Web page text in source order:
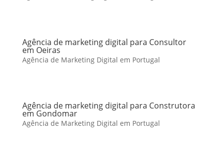
Agência de marketing digital para Consultor
em Oeiras
Agência de Marketing Digital em Portugal
Agência de marketing digital para Construtora
em Gondomar
Agência de Marketing Digital em Portugal